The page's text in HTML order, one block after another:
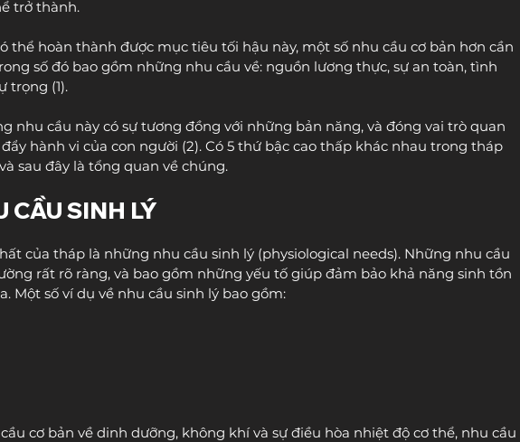
trở thành.
thể hoàn thành được mục tiêu tối hậu này, một số nhu cầu cơ bản hơn cần
số đó bao gồm những nhu cầu về: nguồn lương thực, sự an toàn, tình
trọng (1).
nhu cầu này có sự tương đồng với những bản năng, và đóng vai trò quan
hành vi của con người (2). Có 5 thứ bậc cao thấp khác nhau trong tháp
sau đây là tổng quan về chúng.
CẦU SINH LÝ
của tháp là những nhu cầu sinh lý (physiological needs). Những nhu cầu
rất rõ ràng, và bao gồm những yếu tố giúp đảm bảo khả năng sinh tồn
Một số ví dụ về nhu cầu sinh lý bao gồm:
cơ bản về dinh dưỡng, không khí và sự điều hòa nhiệt độ cơ thể, nhu cầu